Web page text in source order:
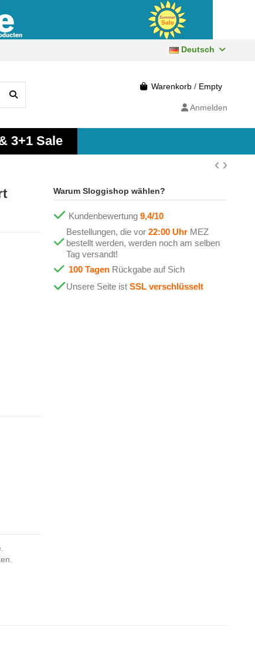
Deutsch
Warenkorb / Empty
Anmelden
3+1 Sale
Warum Sloggishop wählen?
Kundenbewertung 9,4/10
Bestellungen, die vor 22:00 UhrMEZ
bestellt werden, werden noch am selben
Tag versandt!
100 TagenRückgabe auf Sich
Unsere Seite ist SSL verschlüsselt